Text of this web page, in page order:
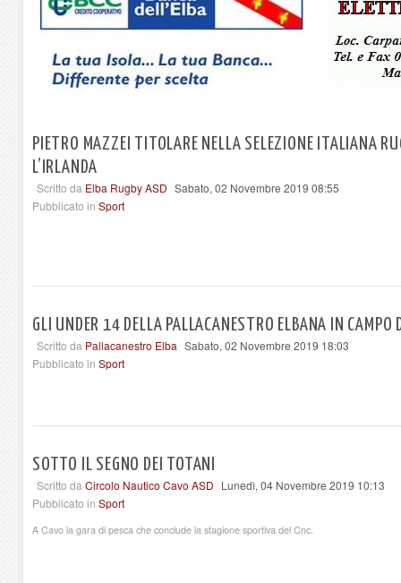
PIETRO MAZZEI TITOLARE NELLA SELEZIONE ITALIANA
L’IRLANDA
Scritto da Elba Rugby ASD Sabato, 02 Novembre 2019 08:55
Pubblicato in Sport
GLI UNDER 14 DELLA PALLACANESTRO ELBANA IN CAMPO
Scritto da Pallacanestro Elba Sabato, 02 Novembre 2019 18:03
Pubblicato in Sport
SOTTO IL SEGNO DEI TOTANI
Scritto da Circolo Nautico Cavo ASD Lunedì, 04 Novembre 2019 10:13
Pubblicato in Sport
A Cavo la gara di pesca che conclude la stagione sportiva del Cnc.